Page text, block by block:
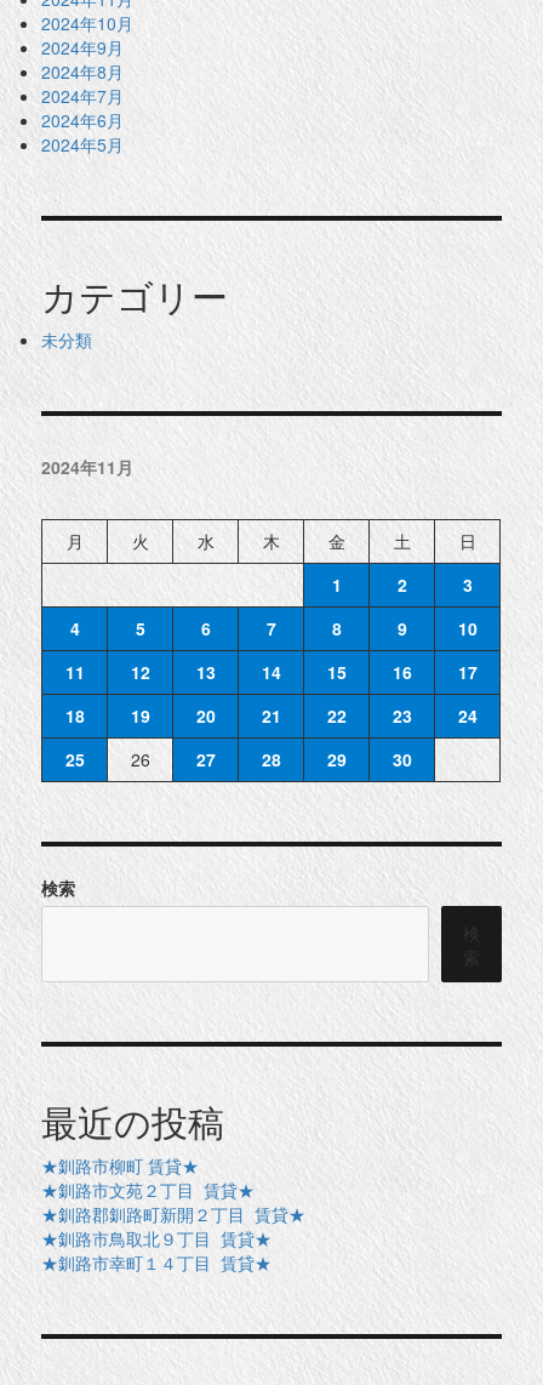
2024年10月
2024年9月
2024年8月
2024年7月
2024年6月
2024年5月
カテゴリー
未分類
2024年11月
月 火 水 木 金 土
日
1
2
3
4
5 6 7 8 9
10
11
12 13 14 15 16
17
18
19 20 21 22 23
24
25
26 27 28 29 30
検索
検
索
最近の投稿
★釧路市柳町 賃貸★
★釧路市文苑２丁目 賃貸★
★釧路郡釧路町新開２丁目 賃貸★
★釧路市鳥取北９丁目 賃貸★
★釧路市幸町１４丁目 賃貸★